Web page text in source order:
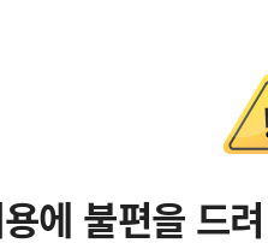
에 불편을 드